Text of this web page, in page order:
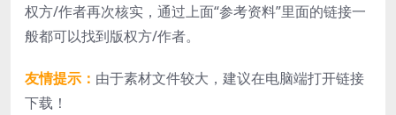
权方/作者再次核实，通过上面“参考资料”里面的链接一
般都可以找到版权方/作者。
友情提示： 由于素材文件较大，建议在电脑端打开链接
下载！